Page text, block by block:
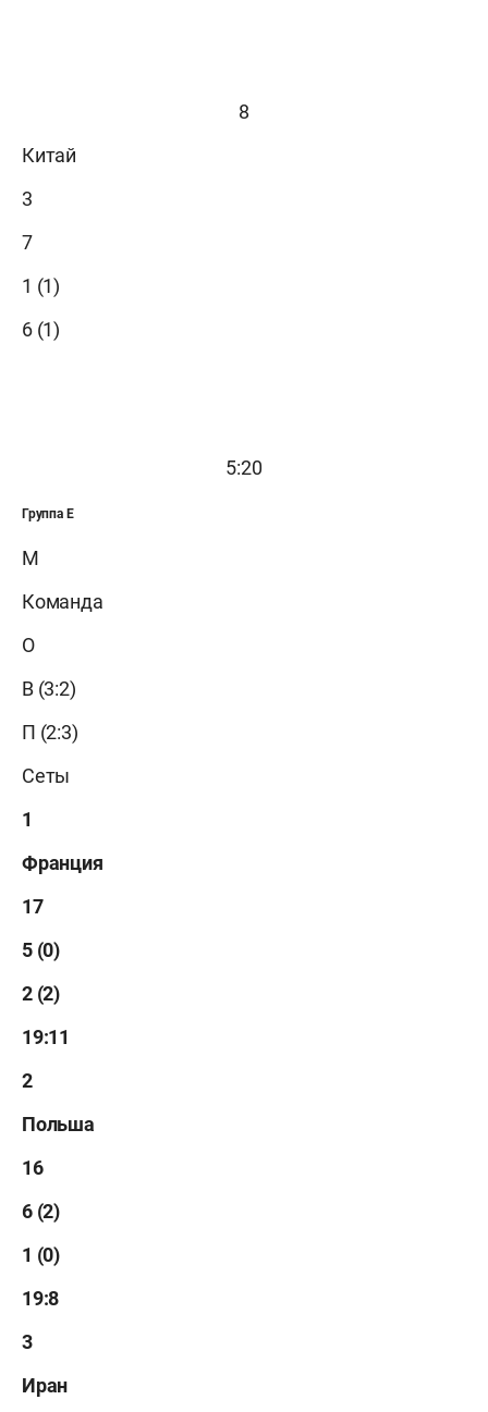
8
Китай
3
7
1 (1)
6 (1)
5:20
Группа E
М
Команда
О
В (3:2)
П (2:3)
Сеты
1
Франция
17
5 (0)
2 (2)
19:11
2
Польша
16
6 (2)
1 (0)
19:8
3
Иран